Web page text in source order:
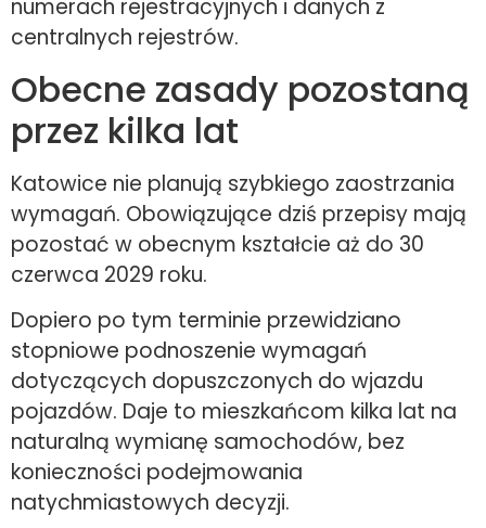
numerach rejestracyjnych i danych z
centralnych rejestrów.
Obecne zasady pozostaną
przez kilka lat
Katowice nie planują szybkiego zaostrzania
wymagań. Obowiązujące dziś przepisy mają
pozostać w obecnym kształcie aż do 30
czerwca 2029 roku.
Dopiero po tym terminie przewidziano
stopniowe podnoszenie wymagań
dotyczących dopuszczonych do wjazdu
pojazdów. Daje to mieszkańcom kilka lat na
naturalną wymianę samochodów, bez
konieczności podejmowania
natychmiastowych decyzji.